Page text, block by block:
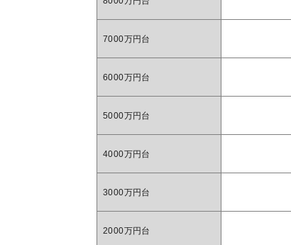
7000万円台
6000万円台
5000万円台
4000万円台
3000万円台
2000万円台